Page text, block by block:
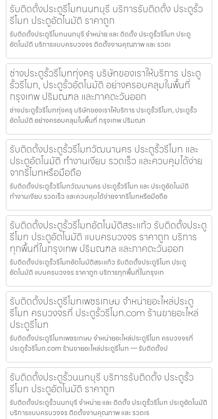
รับติดตั้งประตูรีโมทนนทบุรี บริการรับติดตั้ง ประตูรั้ว
รีโมท ประตูอัตโนมัติ ราคาถูก
รับติดตั้งประตูรีโมทนนทบุรี จำหน่าย และ ติดตั้ง ประตูรั้วรีโมท ประตู
อัตโนมัติ บริการแบบครบวงจร ติดตั้งงานคุณภาพ และ รวดเ
ช่างประตูรั้วรีโมททุ่งครุ บริษัทของเราให้บริการ ประตู
รั้วรีโมท, ประตูรั้วอัตโนมัติ อย่างครอบคลุมในพื้นที่
กรุงเทพ ปริมณฑล และภาคตะวันออก
ช่างประตูรั้วรีโมททุ่งครุ บริษัทของเราให้บริการ ประตูรั้วรีโมท, ประตูรั้ว
อัตโนมัติ อย่างครอบคลุมในพื้นที่ กรุงเทพ ปริมณฑ
รับติดตั้งประตูรั้วรีโมทวัฒนานคร ประตูรั้วรีโมท และ
ประตูอัตโนมัติ ทำงานเงียบ รวดเร็ว และควบคุมได้ง่าย
จากรีโมทหรือมือถือ
รับติดตั้งประตูรั้วรีโมทวัฒนานคร ประตูรั้วรีโมท และ ประตูอัตโนมัติ
ทำงานเงียบ รวดเร็ว และควบคุมได้ง่ายจากรีโมทหรือมือถือ
รับติดตั้งประตูรั้วรีโมทอัตโนมัติสระแก้ว รับติดตั้งประตู
รีโมท ประตูอัตโนมัติ แบบครบวงจร ราคาถูก บริการ
ทุกพื้นที่ในกรุงเทพ ปริมณฑล และภาคตะวันออก
รับติดตั้งประตูรั้วรีโมทอัตโนมัติสระแก้ว รับติดตั้งประตูรีโมท ประตู
อัตโนมัติ แบบครบวงจร ราคาถูก บริการทุกพื้นที่ในกรุงเท
รับติดตั้งประตูรีโมทเพชรเกษม จำหน่ายอะไหล่ประตู
รีโมท ครบวงจรที่ ประตูรั้วรีโมท.com ร้านขายอะไหล่
ประตูรีโมท
รับติดตั้งประตูรีโมทเพชรเกษม จำหน่ายอะไหล่ประตูรีโมท ครบวงจรที่
ประตูรั้วรีโมท.com ร้านขายอะไหล่ประตูรีโมท — รับติดตั้งป
รับติดตั้งประตูรั้วนนทบุรี บริการรับติดตั้ง ประตูรั้ว
รีโมท ประตูอัตโนมัติ ราคาถูก
รับติดตั้งประตูรั้วนนทบุรี จำหน่าย และ ติดตั้ง ประตูรั้วรีโมท ประตูอัตโนมัติ
บริการแบบครบวงจร ติดตั้งงานคุณภาพ และ รวดเร